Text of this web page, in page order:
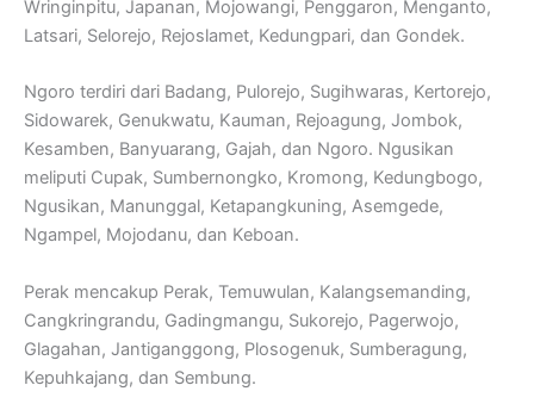
Wringinpitu, Japanan, Mojowangi, Penggaron, Menganto,
Latsari, Selorejo, Rejoslamet, Kedungpari, dan Gondek.
Ngoro terdiri dari Badang, Pulorejo, Sugihwaras, Kertorejo,
Sidowarek, Genukwatu, Kauman, Rejoagung, Jombok,
Kesamben, Banyuarang, Gajah, dan Ngoro. Ngusikan
meliputi Cupak, Sumbernongko, Kromong, Kedungbogo,
Ngusikan, Manunggal, Ketapangkuning, Asemgede,
Ngampel, Mojodanu, dan Keboan.
Perak mencakup Perak, Temuwulan, Kalangsemanding,
Cangkringrandu, Gadingmangu, Sukorejo, Pagerwojo,
Glagahan, Jantiganggong, Plosogenuk, Sumberagung,
Kepuhkajang, dan Sembung.